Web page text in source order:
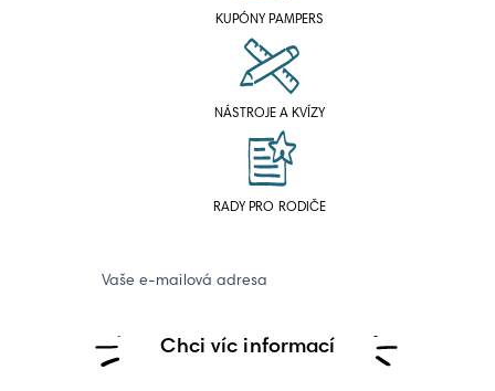
KUPÓNY PAMPERS
NÁSTROJE A KVÍZY
RADY PRO RODIČE
Vaše e-mailová adresa
Chci víc informací